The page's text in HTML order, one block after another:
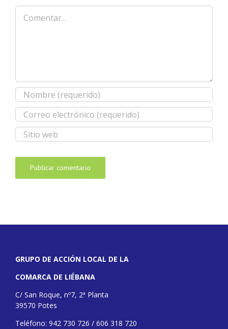
Comentar
GRUPO DE ACCIÓN LOCAL DE LA
COMARCA DE LIÉBANA
C/ San Roque, nº7, 2ª Planta
39570 Potes
Teléfono: 942 730 726 / 606 318 720